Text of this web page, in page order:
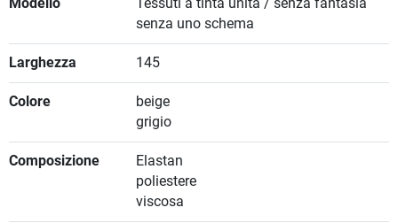
Modello
Tessuti a tinta unita / senza fantasia
senza uno schema
Larghezza 145
Colore
beige
grigio
Composizione
Elastan
poliestere
viscosa